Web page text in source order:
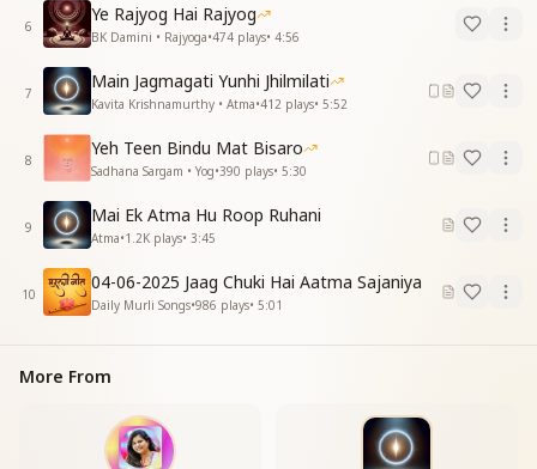
6
Ye Rajyog Hai Rajyog
BK Damini • Rajyoga•474 plays• 4:56
7
Main Jagmagati Yunhi Jhilmilati
Kavita Krishnamurthy • Atma•412 plays• 5:52
8
Yeh Teen Bindu Mat Bisaro
Sadhana Sargam • Yog•390 plays• 5:30
9
Mai Ek Atma Hu Roop Ruhani
Atma•1.2K plays• 3:45
10
04-06-2025 Jaag Chuki Hai Aatma Sajaniya
Daily Murli Songs•986 plays• 5:01
More From